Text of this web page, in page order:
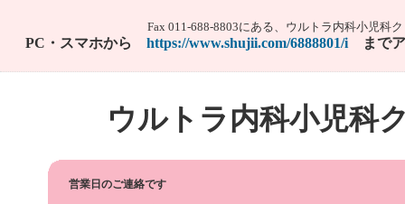
Fax 011-688-8803にある、ウルトラ内科小児科
PC・スマホから https://www.shujii.com/6888801/iまでア
ウルトラ内科小児科
営業日のご連絡です